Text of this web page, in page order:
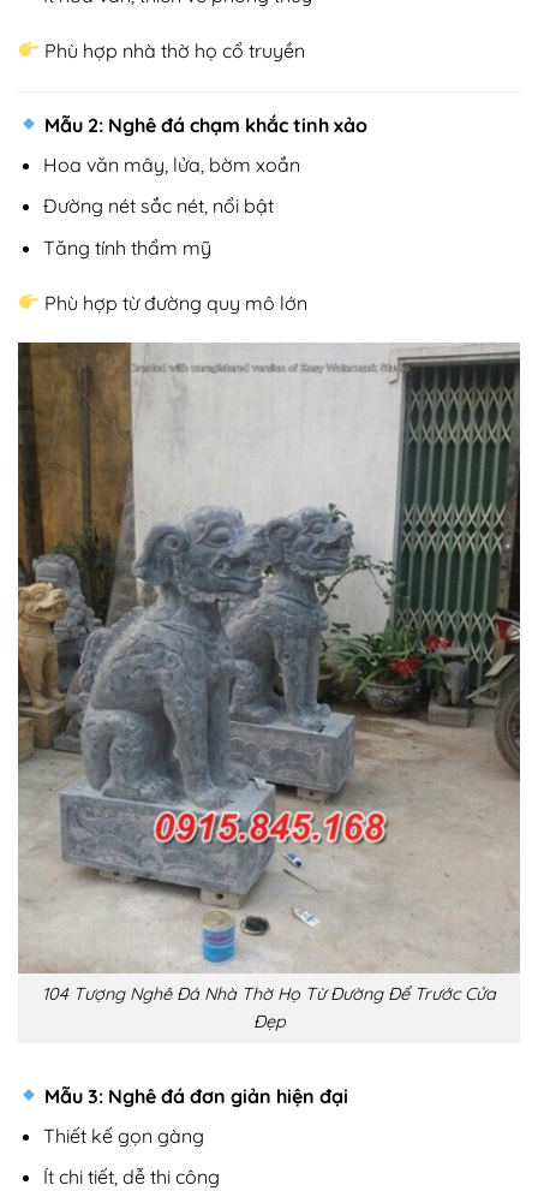
Phù hợp nhà thờ họ cổ truyền
Mẫu 2: Nghê đá chạm khắc tinh xảo
Hoa văn mây, lửa, bờm xoắn
Đường nét sắc nét, nổi bật
Tăng tính thẩm mỹ
Phù hợp từ đường quy mô lớn
104 Tượng Nghê Đá Nhà Thờ Họ Từ Đường Để Trước Cửa
Đẹp
Mẫu 3: Nghê đá đơn giản hiện đại
Thiết kế gọn gàng
Ít chi tiết, dễ thi công